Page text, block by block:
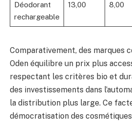
Déodorant
rechargeable
13,00 8,00
Comparativement, des marques
Oden équilibre un prix plus
respectant les critères bio et
des investissements dans
la distribution plus large. Ce
démocratisation des